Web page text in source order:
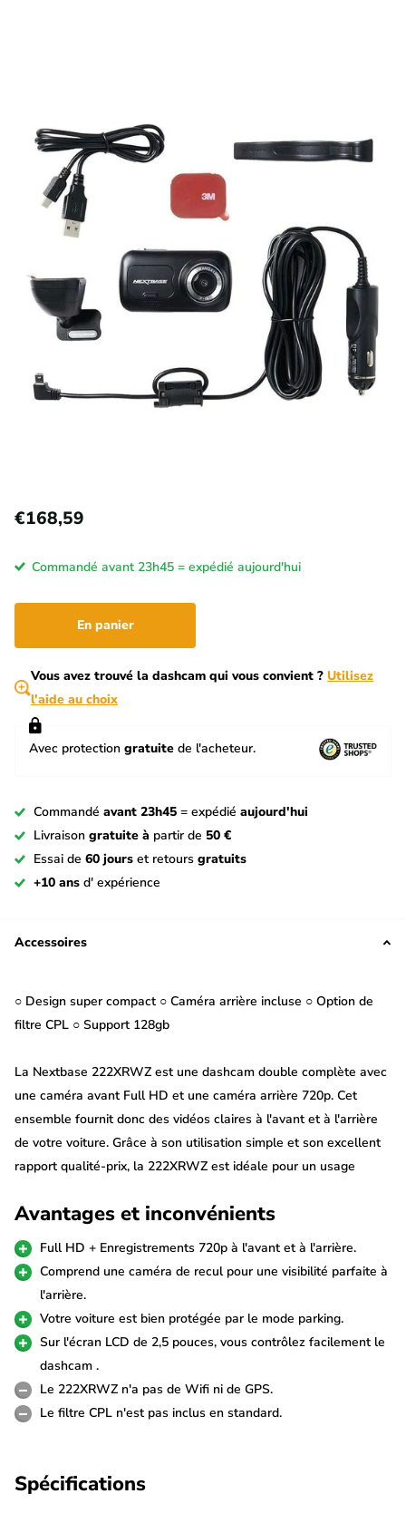
€168,59
Commandé avant 23h45 = expédié aujourd'hui
En panier
Vous avez trouvé la dashcam qui vous convient ? Utilisez
l'aide au choix
Avec protection gratuite de l'acheteur.
Commandé avant 23h45 = expédié aujourd'hui
Livraison gratuite à partir de 50 €
Essai de 60 jours et retours gratuits
+10 ans d' expérience
Accessoires
○ Design super compact ○ Caméra arrière incluse ○ Option de
filtre CPL ○ Support 128gb
La Nextbase 222XRWZ est une dashcam double complète avec
une caméra avant Full HD et une caméra arrière 720p. Cet
ensemble fournit donc des vidéos claires à l'avant et à l'arrière
de votre voiture. Grâce à son utilisation simple et son excellent
rapport qualité-prix, la 222XRWZ est idéale pour un usage
Caméra avant Full HD et caméra arrière
720p
La caméra avant filme en Full HD 1080p, ce qui permet de
reconnaître clairement les détails importants, les plaques
d'immatriculation et les situations de circulation. La caméra
arrière 720p fournie se monte sur la lunette arrière et se
connecte à la caméra avant via un long câble. Elle vous permet
également d'enregistrer le trafic arrière et les situations de
Commande simple via un écran de 2,5
Avantages et inconvénients
Full HD + Enregistrements 720p à l'avant et à l'arrière.
Comprend une caméra de recul pour une visibilité parfaite à
l'arrière.
Votre voiture est bien protégée par le mode parking.
Sur l'écran LCD de 2,5 pouces, vous contrôlez facilement le
dashcam .
Le 222XRWZ n'a pas de Wifi ni de GPS.
Le filtre CPL n'est pas inclus en standard.
Spécifications